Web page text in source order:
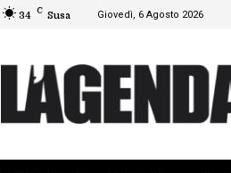
34 C Susa Giovedì, 6 Agosto 2026